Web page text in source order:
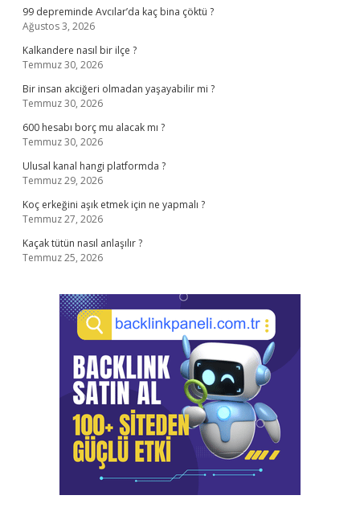
99 depreminde Avcılar’da kaç bina çöktü ?
Ağustos 3, 2026
Kalkandere nasıl bir ilçe ?
Temmuz 30, 2026
Bir insan akciğeri olmadan yaşayabilir mi ?
Temmuz 30, 2026
600 hesabı borç mu alacak mı ?
Temmuz 30, 2026
Ulusal kanal hangi platformda ?
Temmuz 29, 2026
Koç erkeğini aşık etmek için ne yapmalı ?
Temmuz 27, 2026
Kaçak tütün nasıl anlaşılır ?
Temmuz 25, 2026